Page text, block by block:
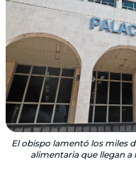
El obispo lamentó los miles
alimentaria que llegan a